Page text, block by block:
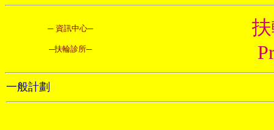
─ 資訊中心─
─扶輪診所─
一般計劃